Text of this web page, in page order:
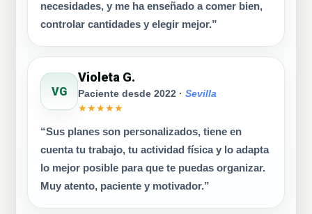
necesidades, y me ha enseñado a comer bien,
controlar cantidades y elegir mejor.”
VG
Violeta G.
Paciente desde 2022 · Sevilla
★★★★★
“Sus planes son personalizados, tiene en
cuenta tu trabajo, tu actividad física y lo adapta
lo mejor posible para que te puedas organizar.
Muy atento, paciente y motivador.”